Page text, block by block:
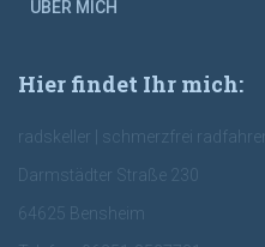
ÜBER MICH
Hier findet Ihr mich:
radskeller | schmerzfrei radfahren
Darmstädter Straße 230
64625 Bensheim